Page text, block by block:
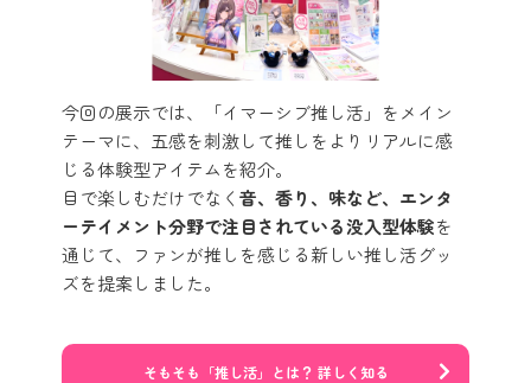
今回の展示では、「イマーシブ推し活」をメイン
テーマに、五感を刺激して推しをよりリアルに感
じる体験型アイテムを紹介。
目で楽しむだけでなく 音、香り、味など、エンタ
ーテイメント分野で注目されている没入型体験を
通じて、ファンが推しを感じる新しい推し活グッ
ズを提案しました。
そもそも「推し活」とは？ 詳しく知る